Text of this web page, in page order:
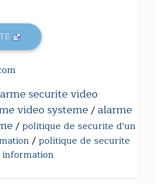
securite video
video systeme/alarme
/politique de securite d'un
/politique de securite